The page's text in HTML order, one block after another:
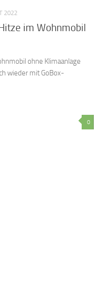
2022
im Wohnmobil
ohne Klimaanlage
wieder mit GoBox-
0